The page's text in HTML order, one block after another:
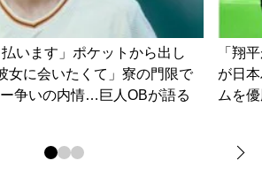
います」ポケットから出し
女に会いたくて」寮の門限で
争いの内情…巨人OBが語る
「翔
が日
ムを